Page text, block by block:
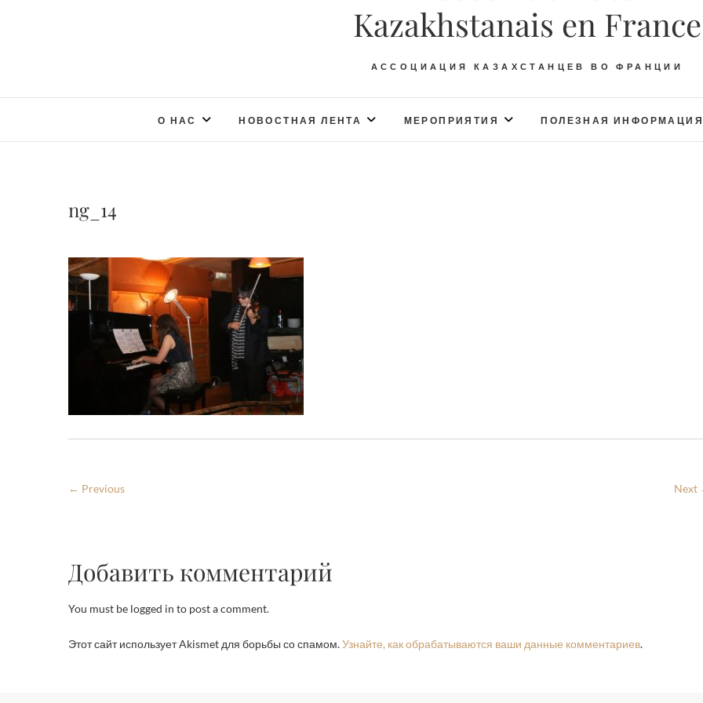
Kazakhstanais en France
АССОЦИАЦИЯ КАЗАХСТАНЦЕВ ВО ФРАНЦИИ
О НАС НОВОСТНАЯ ЛЕНТА МЕРОПРИЯТИЯ ПОЛЕЗНАЯ ИНФОРМАЦИЯ
ng_14
← Previous Next
Добавить комментарий
You must be logged in to post a comment.
Этот сайт использует Akismet для борьбы со спамом.Узнайте, как обрабатываются ваши данные комментариев.